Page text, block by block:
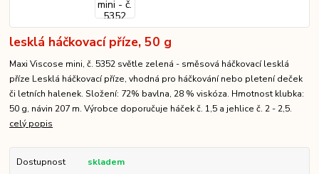
lesklá háčkovací příze, 50 g
Maxi Viscose mini, č. 5352 světle zelená - směsová háčkovací lesklá
příze Lesklá háčkovací příze, vhodná pro háčkování nebo pletení deček
či letních halenek. Složení: 72% bavlna, 28 % viskóza. Hmotnost klubka:
50 g, návin 207 m. Výrobce doporučuje háček č. 1,5 a jehlice č. 2 - 2,5.
celý popis
Dostupnost skladem